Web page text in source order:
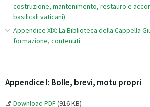
costruzione, mantenimento, restauro e
basilicali vaticani)
Appendice XIX: La Biblioteca della Cappella
formazione, contenuti
Appendice I: Bolle, brevi, motu propri
Download PDF(916 KB)